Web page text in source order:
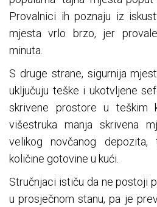
Provalnici ih poznaju iz
mjesta vrlo brzo, jer
minuta.
S druge strane, sigurnija
uključuju teške i ukotvljene
skrivene prostore u teškim
višestruka manja skrivena
velikog novčanog depozita,
količine gotovine u kući.
Stručnjaci ističu da ne postoji
u prosječnom stanu, pa je